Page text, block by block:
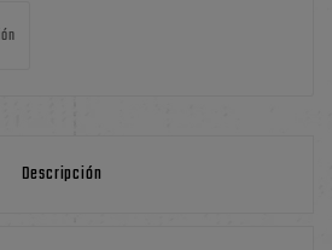
Descripción